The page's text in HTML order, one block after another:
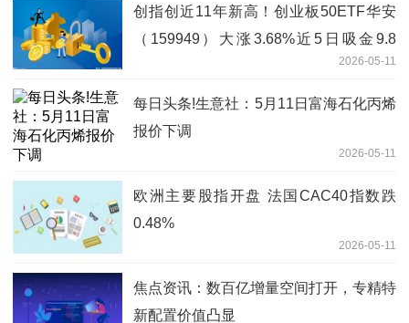
创指创近11年新高！创业板50ETF华安
（159949）大涨3.68%近5日吸金9.8
亿，机构：第二阶段上涨行情始于足下
2026-05-11
每日头条!生意社：5月11日富海石化丙烯
报价下调
2026-05-11
欧洲主要股指开盘 法国CAC40指数跌
0.48%
2026-05-11
焦点资讯：数百亿增量空间打开，专精特
新配置价值凸显